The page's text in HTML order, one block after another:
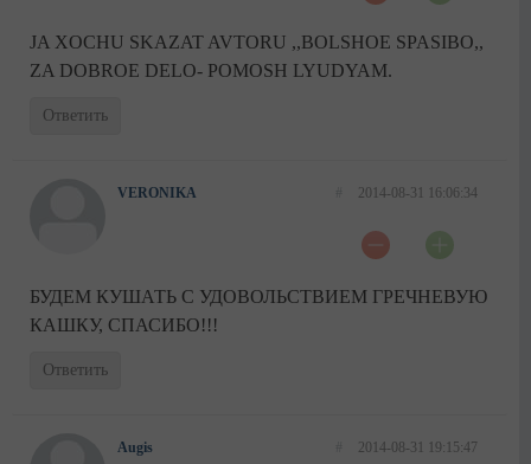
JA XOCHU SKAZAT AVTORU ,,BOLSHOE SPASIBO,,
ZA DOBROE DELO- POMOSH LYUDYAM.
Ответить
VERONIKA 2014-08-31 16:06:34
БУДЕМ КУШАТЬ С УДОВОЛЬСТВИЕМ ГРЕЧНЕВУЮ
КАШКУ, СПАСИБО!!!
Ответить
Augis 2014-08-31 19:15:47